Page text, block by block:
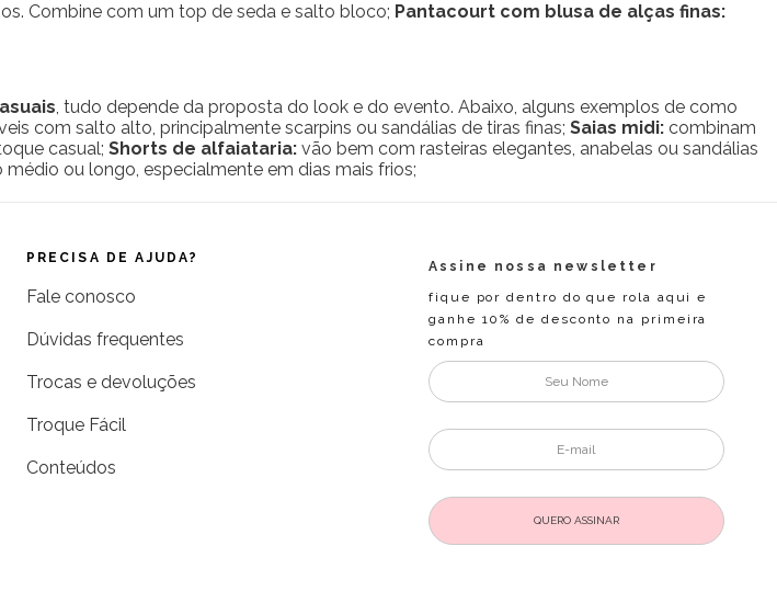
Combine com um top de seda e salto bloco; Pantacourt com blusa de alças finas:
, tudo depende da proposta do look e do evento. Abaixo, alguns exemplos de como
com salto alto, principalmente scarpins ou sandálias de tiras finas; Saias midi: combinam
casual; Shorts de alfaiataria: vão bem com rasteiras elegantes, anabelas ou sandálias
ou longo, especialmente em dias mais frios;
PRECISA DE AJUDA?
Fale conosco
Dúvidas frequentes
Trocas e devoluções
Troque Fácil
Conteúdos
Assine nossa newsletter
fique por dentro do que rola aqui e
ganhe 10% de desconto na primeira
compra